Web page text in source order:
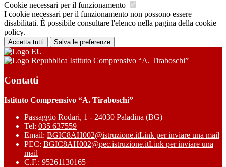
Cookie necessari per il funzionamento
I cookie necessari per il funzionamento non possono essere
disabilitati. È possibile consultare l'elenco nella pagina della cookie
policy.
Accetta tutti Salva le preferenze
Istituto Comprensivo “A. Tiraboschi”
Contatti
Istituto Comprensivo “A. Tiraboschi”
Passaggio Rodari, 1 - 24030 Paladina (BG)
Tel: 035 637559
Email: BGIC8AH002@istruzione.itLink per inviare una mail
PEC: BGIC8AH002@pec.istruzione.itLink per inviare una
mail
C.F.: 95261130165